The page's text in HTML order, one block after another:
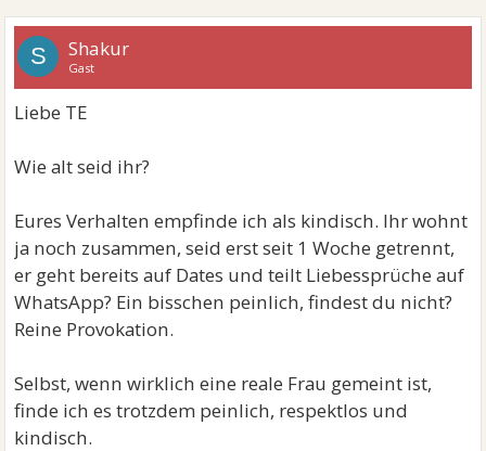
S Shakur
Gast
Liebe TE
Wie alt seid ihr?
Eures Verhalten empfinde ich als kindisch. Ihr wohnt
ja noch zusammen, seid erst seit 1 Woche getrennt,
er geht bereits auf Dates und teilt Liebessprüche auf
WhatsApp? Ein bisschen peinlich, findest du nicht?
Reine Provokation.
Selbst, wenn wirklich eine reale Frau gemeint ist,
finde ich es trotzdem peinlich, respektlos und
kindisch.